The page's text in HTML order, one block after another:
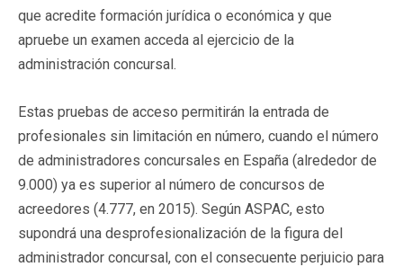
que acredite formación jurídica o económica y que
apruebe un examen acceda al ejercicio de la
administración concursal.
Estas pruebas de acceso permitirán la entrada de
profesionales sin limitación en número, cuando el número
de administradores concursales en España (alrededor de
9.000) ya es superior al número de concursos de
acreedores (4.777, en 2015). Según ASPAC, esto
supondrá una desprofesionalización de la figura del
administrador concursal, con el consecuente perjuicio para